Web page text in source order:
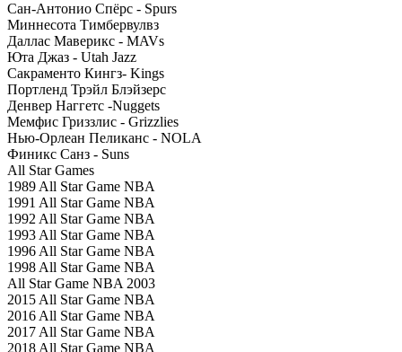
Сан-Антонио Спёрс - Spurs
Миннесота Тимбервулвз
Даллас Маверикс - MAVs
Юта Джаз - Utah Jazz
Сакраменто Кингз- Kings
Портленд Трэйл Блэйзерс
Денвер Наггетс -Nuggets
Мемфис Гриззлис - Grizzlies
Нью-Орлеан Пеликанс - NOLA
Финикс Санз - Suns
All Star Games
1989 All Star Game NBA
1991 All Star Game NBA
1992 All Star Game NBA
1993 All Star Game NBA
1996 All Star Game NBA
1998 All Star Game NBA
All Star Game NBA 2003
2015 All Star Game NBA
2016 All Star Game NBA
2017 All Star Game NBA
2018 All Star Game NBA